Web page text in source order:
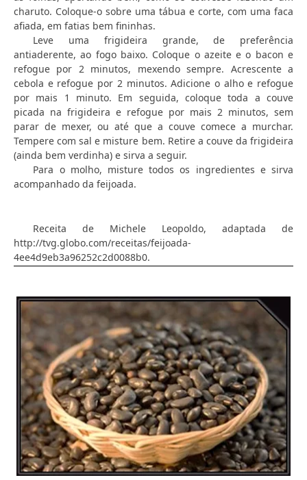
charuto. Coloque-o sobre uma tábua e corte, com uma faca
afiada, em fatias bem fininhas.
Leve uma frigideira grande, de preferência
antiaderente, ao fogo baixo. Coloque o azeite e o bacon e
refogue por 2 minutos, mexendo sempre. Acrescente a
cebola e refogue por 2 minutos. Adicione o alho e refogue
por mais 1 minuto. Em seguida, coloque toda a couve
picada na frigideira e refogue por mais 2 minutos, sem
parar de mexer, ou até que a couve comece a murchar.
Tempere com sal e misture bem. Retire a couve da frigideira
(ainda bem verdinha) e sirva a seguir.
Para o molho, misture todos os ingredientes e sirva
acompanhado da feijoada.
Receita de Michele Leopoldo, adaptada de
http://tvg.globo.com/receitas/feijoada-
4ee4d9eb3a96252c2d0088b0.